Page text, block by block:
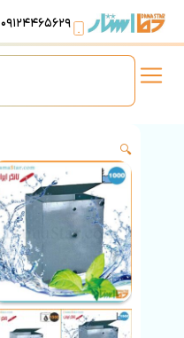
۰۹۱۲۴۴۶۵۶۲۹
🔍